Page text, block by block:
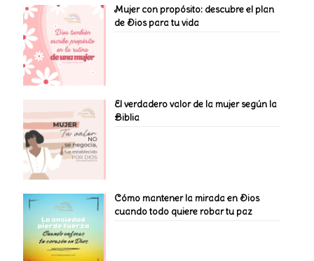
Mujer con propósito: descubre el plan
de Dios para tu vida
El verdadero valor de la mujer según la
Biblia
Cómo mantener la mirada en Dios
cuando todo quiere robar tu paz